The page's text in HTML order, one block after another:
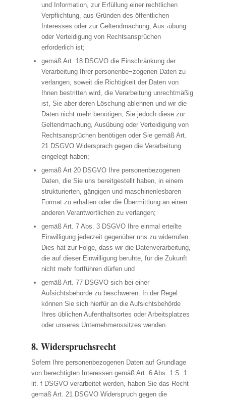
und Information, zur Erfüllung einer rechtlichen
Verpflichtung, aus Gründen des öffentlichen
Interesses oder zur Geltendmachung, Aus¬übung
oder Verteidigung von Rechtsansprüchen
erforderlich ist;
gemäß Art. 18 DSGVO die Einschränkung der
Verarbeitung Ihrer personenbe¬zogenen Daten zu
verlangen, soweit die Richtigkeit der Daten von
Ihnen bestritten wird, die Verarbeitung unrechtmäßig
ist, Sie aber deren Löschung ablehnen und wir die
Daten nicht mehr benötigen, Sie jedoch diese zur
Geltendmachung, Ausübung oder Verteidigung von
Rechtsansprüchen benötigen oder Sie gemäß Art.
21 DSGVO Widersprach gegen die Verarbeitung
eingelegt haben;
gemäß Art 20 DSGVO Ihre personenbezogenen
Daten, die Sie uns bereitgestellt haben, in einem
strukturierten, gängigen und maschinenlesbaren
Format zu erhalten oder die Übermittlung an einen
anderen Verantwortlichen zu verlangen;
gemäß Art. 7 Abs. 3 DSGVO Ihre einmal erteilte
Einwilligung jederzeit gegenüber uns zu widerrufen.
Dies hat zur Folge, dass wir die Datenverarbeitung,
die auf dieser Einwilligung beruhte, für die Zukunft
nicht mehr fortführen dürfen und
gemäß Art. 77 DSGVO sich bei einer
Aufsichtsbehörde zu beschweren. In der Regel
können Sie sich hierfür an die Aufsichtsbehörde
Ihres üblichen Aufenthaltsortes oder Arbeitsplatzes
oder unseres Unternehmenssitzes wenden.
8. Widerspruchsrecht
Sofern Ihre personenbezogenen Daten auf Grundlage
von berechtigten Interessen gemäß Art. 6 Abs. 1 S. 1
lit. f DSGVO verarbeitet werden, haben Sie das Recht
gemäß Art. 21 DSGVO Widerspruch gegen die